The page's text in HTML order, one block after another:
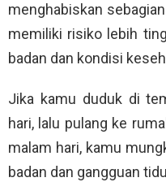
menghabiskan
memiliki risiko lebih
badan dan kondisi
Jika kamu duduk di
hari, lalu pulang ke
malam hari, kamu
badan dan gangguan